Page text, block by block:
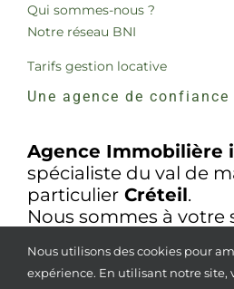
Qui sommes-nous ?
Notre réseau BNI
Tarifs gestion locative
Une agence de confiance
Agence Immobilière
spécialiste du val de
particulierCréteil.
Nous sommes à votre
Nous utilisons des cookies pour
expérience. En utilisant notre site,